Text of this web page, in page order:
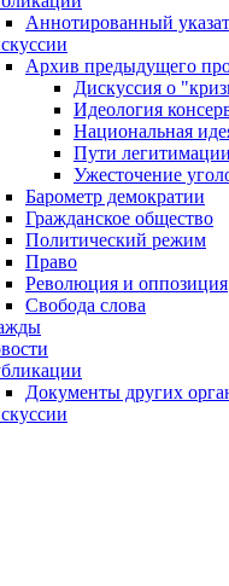
Аннотированный
Архив предыдущего
Дискуссия о
Идеология
Национальная
Пути
Ужесточение
Барометр демократии
Гражданское общество
Политический режим
Право
Революция и оппозиция
Свобода слова
Документы других